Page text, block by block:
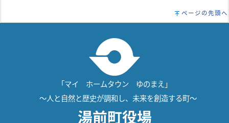
ページの先頭へ
「マイ ホームタウン ゆのまえ」
～人と自然と歴史が調和し、未来を創造する町～
湯前町役場